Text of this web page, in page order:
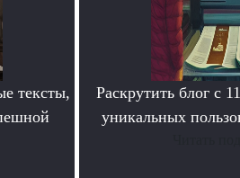
тексты,
Раскрутить блог с
уникальных